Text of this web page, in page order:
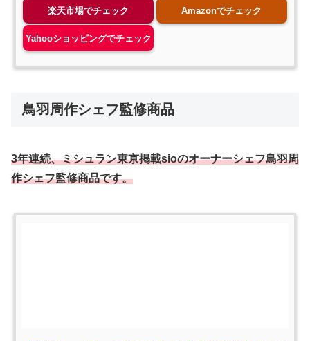
楽天市場でチェック Amazonでチェック
Yahooショッピングでチェック
鳥羽周作シェフ監修商品
3年連続、ミシュラン東京掲載sioのオーナーシェフ鳥羽周
作シェフ監修商品です。